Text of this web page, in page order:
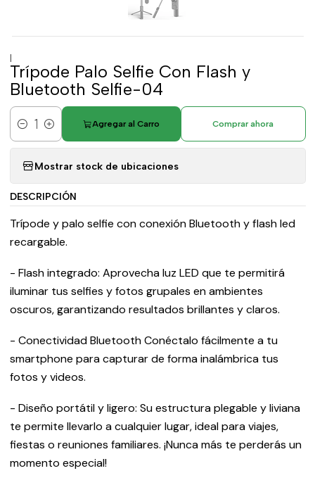
|
Trípode Palo Selfie Con Flash y
Bluetooth Selfie-04
Cantidad
Agregar al Carro Comprar ahora
Mostrar stock de ubicaciones
DESCRIPCIÓN
Trípode y palo selfie con conexión Bluetooth y flash led
recargable.
- Flash integrado: Aprovecha luz LED que te permitirá
iluminar tus selfies y fotos grupales en ambientes
oscuros, garantizando resultados brillantes y claros.
- Conectividad Bluetooth Conéctalo fácilmente a tu
smartphone para capturar de forma inalámbrica tus
fotos y videos.
- Diseño portátil y ligero: Su estructura plegable y liviana
te permite llevarlo a cualquier lugar, ideal para viajes,
fiestas o reuniones familiares. ¡Nunca más te perderás un
momento especial!